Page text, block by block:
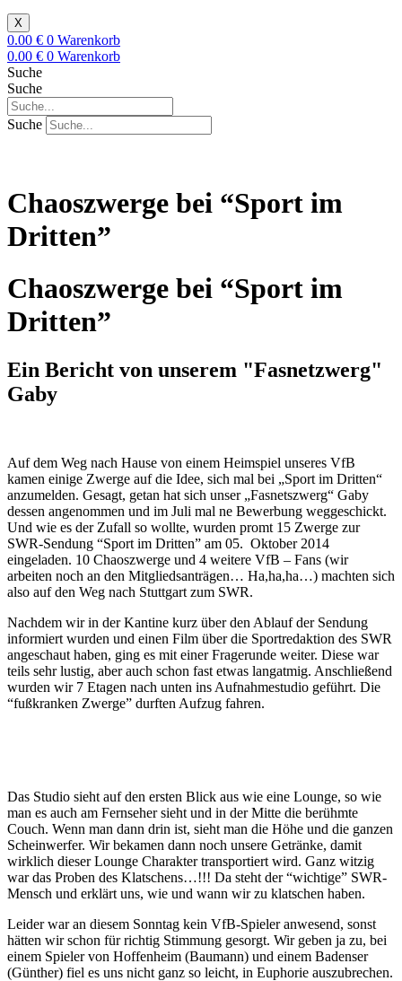
X
0.00 € 0 Warenkorb
0.00 € 0 Warenkorb
Suche
Suche
Suche
Chaoszwerge bei “Sport im
Dritten”
Chaoszwerge bei “Sport im
Dritten”
Ein Bericht von unserem "Fasnetzwerg"
Gaby
Auf dem Weg nach Hause von einem Heimspiel unseres VfB
kamen einige Zwerge auf die Idee, sich mal bei „Sport im Dritten“
anzumelden. Gesagt, getan hat sich unser „Fasnetszwerg“ Gaby
dessen angenommen und im Juli mal ne Bewerbung weggeschickt.
Und wie es der Zufall so wollte, wurden promt 15 Zwerge zur
SWR-Sendung “Sport im Dritten” am 05. Oktober 2014
eingeladen. 10 Chaoszwerge und 4 weitere VfB – Fans (wir
arbeiten noch an den Mitgliedsanträgen… Ha,ha,ha…) machten sich
also auf den Weg nach Stuttgart zum SWR.
Nachdem wir in der Kantine kurz über den Ablauf der Sendung
informiert wurden und einen Film über die Sportredaktion des SWR
angeschaut haben, ging es mit einer Fragerunde weiter. Diese war
teils sehr lustig, aber auch schon fast etwas langatmig. Anschließend
wurden wir 7 Etagen nach unten ins Aufnahmestudio geführt. Die
“fußkranken Zwerge” durften Aufzug fahren.
Das Studio sieht auf den ersten Blick aus wie eine Lounge, so wie
man es auch am Fernseher sieht und in der Mitte die berühmte
Couch. Wenn man dann drin ist, sieht man die Höhe und die ganzen
Scheinwerfer. Wir bekamen dann noch unsere Getränke, damit
wirklich dieser Lounge Charakter transportiert wird. Ganz witzig
war das Proben des Klatschens…!!! Da steht der “wichtige” SWR-
Mensch und erklärt uns, wie und wann wir zu klatschen haben.
Leider war an diesem Sonntag kein VfB-Spieler anwesend, sonst
hätten wir schon für richtig Stimmung gesorgt. Wir geben ja zu, bei
einem Spieler von Hoffenheim (Baumann) und einem Badenser
(Günther) fiel es uns nicht ganz so leicht, in Euphorie auszubrechen.